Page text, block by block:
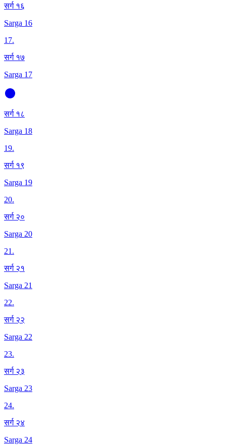
सर्ग १६
Sarga 16
17.
सर्ग १७
Sarga 17
सर्ग १८
Sarga 18
19.
सर्ग १९
Sarga 19
20.
सर्ग २०
Sarga 20
21.
सर्ग २१
Sarga 21
22.
सर्ग २२
Sarga 22
23.
सर्ग २३
Sarga 23
24.
सर्ग २४
Sarga 24